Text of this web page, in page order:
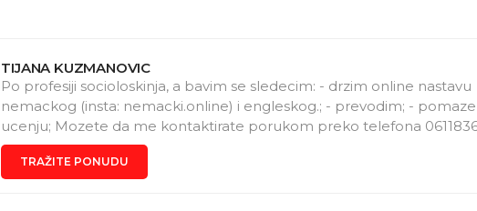
TIJANA KUZMANOVIC
Po profesiji socioloskinja, a bavim se sledecim: - drzim online nastavu
nemackog (insta: nemacki.online) i engleskog.; - prevodim; -
ucenju; Mozete da me kontaktirate porukom preko telefona
ovde, a zatim bismo zakazali vreme poziva.
TRAŽITE PONUDU